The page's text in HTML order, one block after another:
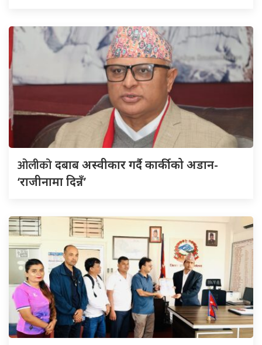
ओलीकोदबाब अस्वीकार गर्दै कार्कीको अडान-
‘राजीनामा दिन्नँ’